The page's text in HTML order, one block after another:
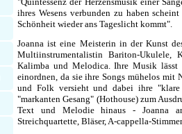
ihres Wesens verbunden zu haben
Schönheit wieder ans Tageslicht kommt".
Joanna ist eine Meisterin in der Kunst
Multiinstrumentalistin Bariton-Ukulele,
Kalimba und Melodica. Ihre Musik
einordnen, da sie ihre Songs mühelos mit
und Folk versieht und dabei ihre
"markanten Gesang" (Hothouse) zum
Text und Melodie hinaus - Joanna
Streichquartette, Bläser, A-cappella-